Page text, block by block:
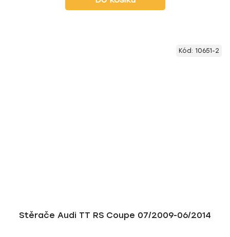
Stěrače Audi TT RS Coupe 07/2009-06/2014
Kód: 10651-2